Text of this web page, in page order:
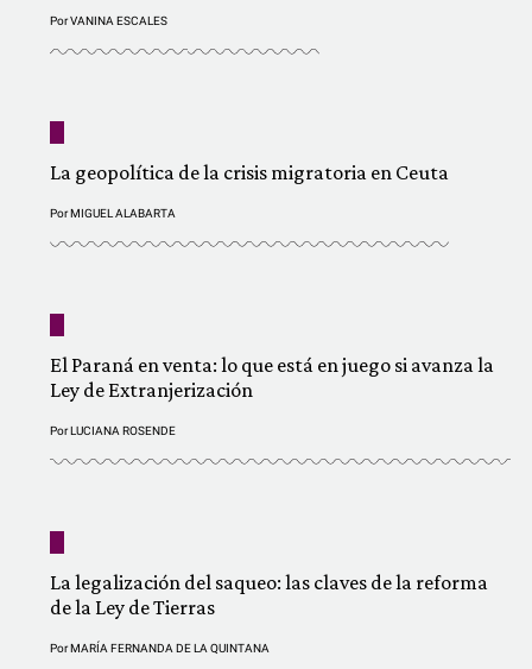
PorVANINA ESCALES
La geopolítica de la crisis migratoria en Ceuta
PorMIGUEL ALABARTA
El Paraná en venta: lo que está en juego si avanza la
Ley de Extranjerización
PorLUCIANA ROSENDE
La legalización del saqueo: las claves de la reforma
de la Ley de Tierras
PorMARÍA FERNANDA DE LA QUINTANA